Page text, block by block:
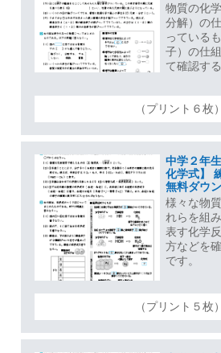
物質の化
分解）の
っている
子）の仕
て確認す
（プリント６枚）
中学２年
化学式】
無料ダウ
様々な物
れらを組
表す化学
方などを
です。
（プリント５枚）